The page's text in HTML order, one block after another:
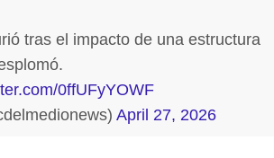
tras el impacto de una estructura
0ffUFyYOWF
April 27, 2026